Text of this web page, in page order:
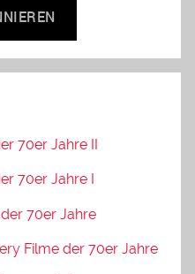
70er Jahre II
70er Jahre I
70er Jahre
Filme der 70er Jahre